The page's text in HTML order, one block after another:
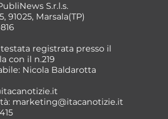
S.r.l.s.
91025, Marsala(TP)
registrata presso il
con il n.219
Nicola Baldarotta
marketing@itacanotizie.it